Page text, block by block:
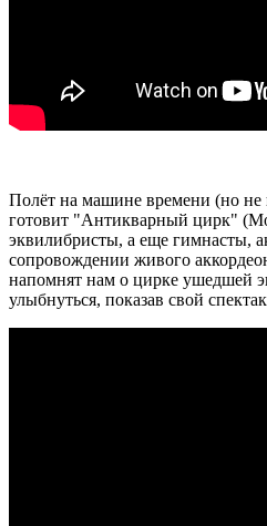
Полёт на машине времени (но не
готовит "Антикварный цирк"
эквилибристы, а еще гимнасты,
сопровождении живого
напомнят нам о цирке ушедшей
улыбнуться, показав свой